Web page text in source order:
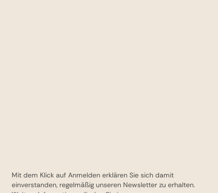
Mit dem Klick auf Anmelden erklären Sie sich damit
einverstanden, regelmäßig unseren Newsletter zu erhalten.